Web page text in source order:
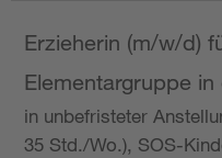
Erzieherin (m/w/d)
Elementargruppe
in unbefristeter
35 Std./Wo.), SOS-